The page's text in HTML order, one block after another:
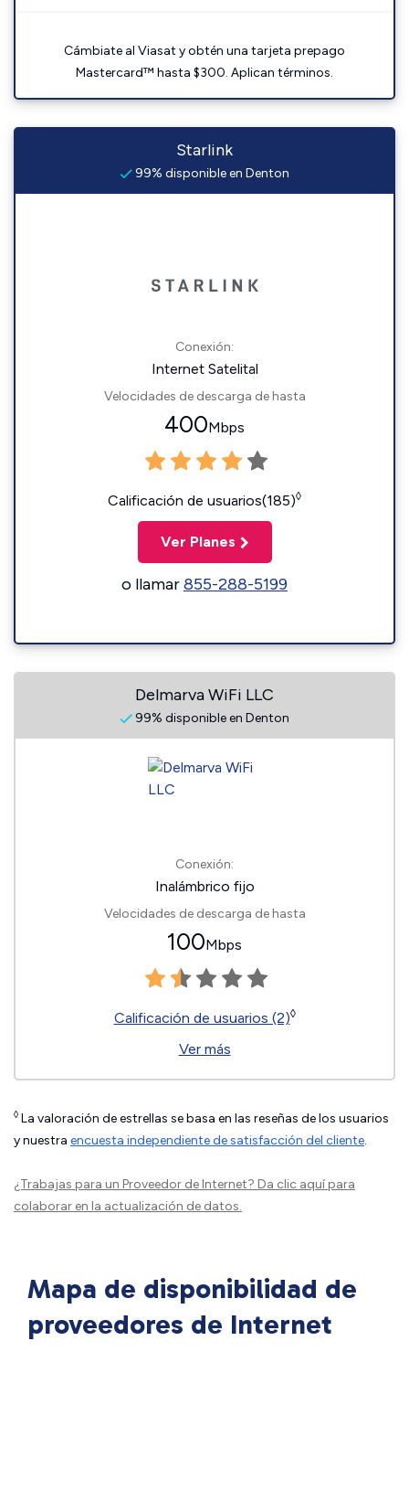
Cámbiate al Viasat y obtén una tarjeta prepago
Mastercard™ hasta $300. Aplican términos.
Starlink
99% disponible en Denton
Conexión:
Internet Satelital
Velocidades de descarga de hasta
400Mbps
Calificación de usuarios(185)◊
Ver Planes
o llamar855-288-5199
Delmarva WiFi LLC
99% disponible en Denton
Conexión:
Inalámbrico fijo
Velocidades de descarga de hasta
100Mbps
Calificación de usuarios (2)◊
Ver más
◊ La valoración de estrellas se basa en las reseñas de los usuarios
y nuestra encuesta independiente de satisfacción del cliente.
¿Trabajas para un Proveedor de Internet? Da clic aquípara
colaborar en la actualización de datos.
Mapa de disponibilidad de
proveedores de Internet